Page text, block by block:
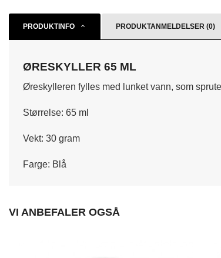
PRODUKTINFO PRODUKTANMELDELSER (0)
ØRESKYLLER 65 ML
Øreskylleren fylles med lunket vann, som
Størrelse: 65 ml
Vekt: 30 gram
Farge: Blå
VI ANBEFALER OGSÅ